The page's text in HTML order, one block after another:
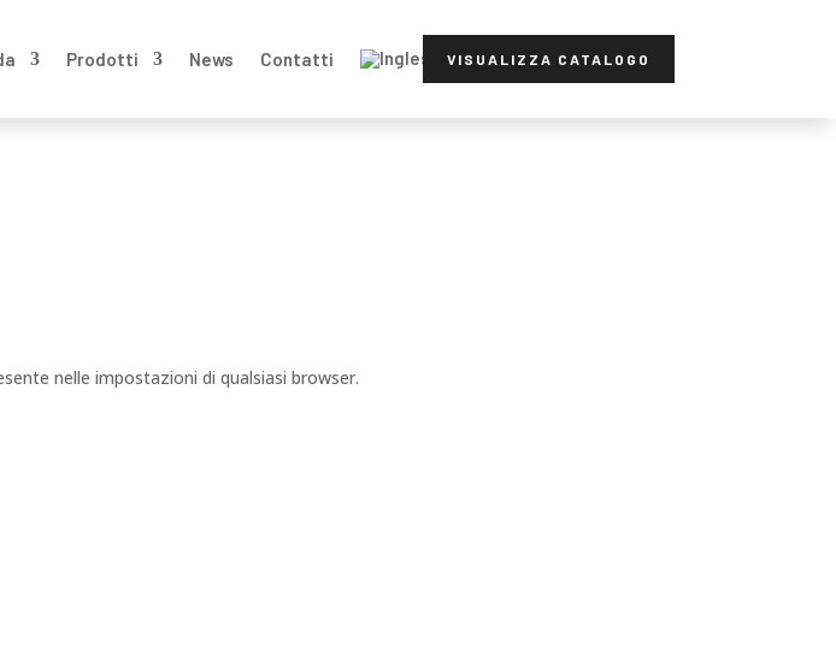
Prodotti News Contatti VISUALIZZA CATALOGO
nelle impostazioni di qualsiasi browser.